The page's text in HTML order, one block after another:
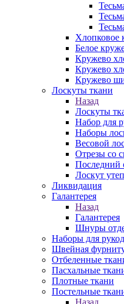
Хлопковое
Белое
Кружево
Кружево
Кружево
Лоскуты ткани
Назад
Лоскуты
Набор для
Наборы
Весовой
Отрезы со
Последний
Лоскут
Ликвидация
Галантерея
Назад
Галантерея
Шнуры
Наборы для
Швейная
Отбеленные
Пасхальные
Плотные ткани
Постельные
Назад